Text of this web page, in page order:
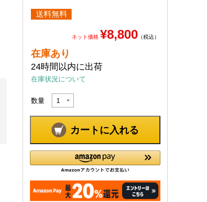
送料無料
ネット価格 ¥8,800 （税込）
在庫あり
24時間以内に出荷
在庫状況について
数量
カートに入れる